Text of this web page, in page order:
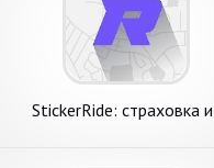
StickerRide: страховка и